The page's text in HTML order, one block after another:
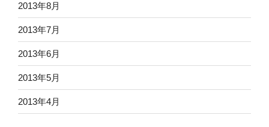
2013年8月
2013年7月
2013年6月
2013年5月
2013年4月